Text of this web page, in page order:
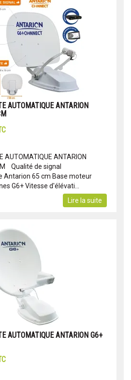
AUTOMATIQUE ANTARION
AUTOMATIQUE ANTARION
Qualité de signal
Antarion 65 cm Base moteur
G6+ Vitesse d'élévati...
Lire la suite
AUTOMATIQUE ANTARION G6+